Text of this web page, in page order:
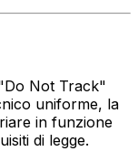
Not Track"
uniforme, la
in funzione
di legge.